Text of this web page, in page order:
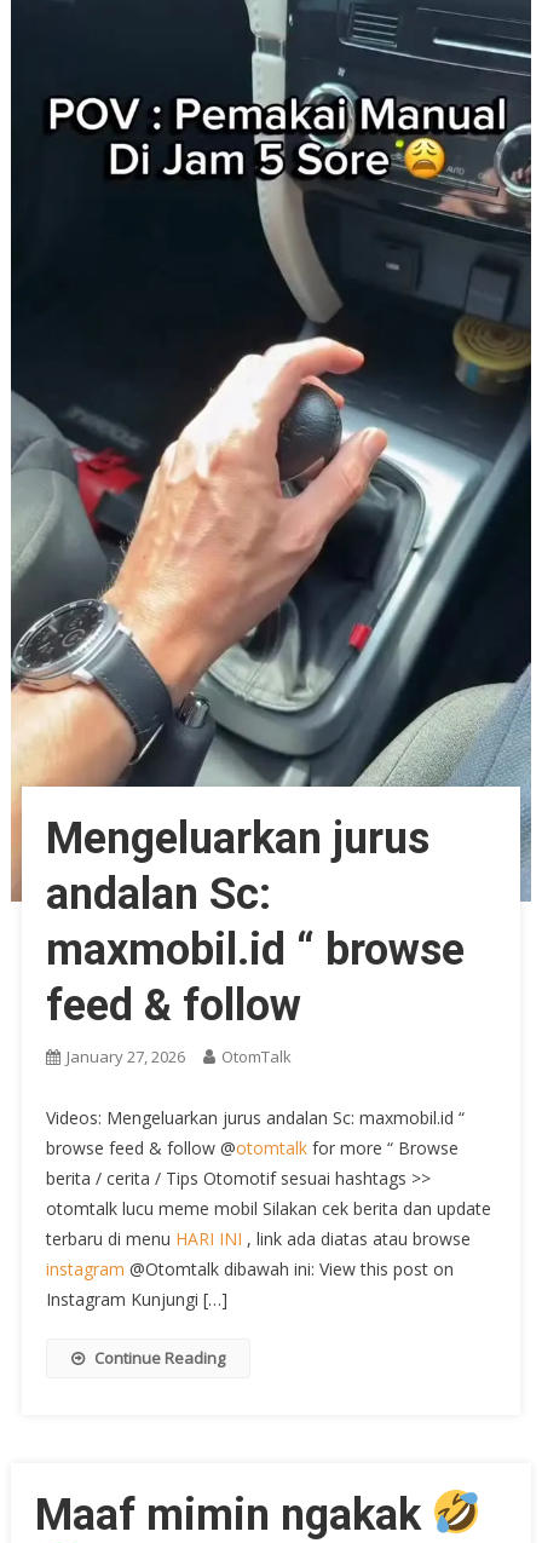
Mengeluarkan jurus
andalan Sc:
maxmobil.id “ browse
feed & follow
January 27, 2026 OtomTalk
Videos: Mengeluarkan jurus andalan Sc: maxmobil.id “
browse feed & follow @otomtalkfor more “ Browse
berita / cerita / Tips Otomotif sesuai hashtags >>
otomtalk lucu meme mobil Silakan cek berita dan update
terbaru di menu HARI INI , link ada diatas atau browse
instagram @Otomtalk dibawah ini: View this post on
Instagram Kunjungi […]
Continue Reading
Maaf mimin ngakak